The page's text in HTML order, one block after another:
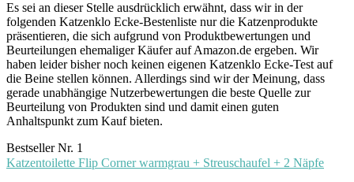
Es sei an dieser Stelle ausdrücklich erwähnt, dass wir in der
folgenden Katzenklo Ecke-Bestenliste nur die Katzenprodukte
präsentieren, die sich aufgrund von Produktbewertungen und
Beurteilungen ehemaliger Käufer auf Amazon.de ergeben. Wir
haben leider bisher noch keinen eigenen Katzenklo Ecke-Test auf
die Beine stellen können. Allerdings sind wir der Meinung, dass
gerade unabhängige Nutzerbewertungen die beste Quelle zur
Beurteilung von Produkten sind und damit einen guten
Anhaltspunkt zum Kauf bieten.
Bestseller Nr. 1
Katzentoilette Flip Corner warmgrau + Streuschaufel + 2 Näpfe